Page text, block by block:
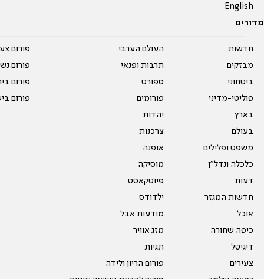
English
מדורים
חדשות
מבזקים
ביטחוני
פוליטי-מדיני
בארץ
בעולם
משפט ופלילים
כלכלה ונדל"ן
דעות
חדשות המגזר
אוכל
כיפה שחורה
דיגיטל
צעירים
העולם הערבי
תרבות ופנאי
ספורט
פורומים
יהדות
צרכנות
אופנה
מוסיקה
פיוטקאסט
ילדודס
מודעות אבל
מזג אוויר
תגיות
פורום הריון ולידה
פורום
פורום
פורום
פורום